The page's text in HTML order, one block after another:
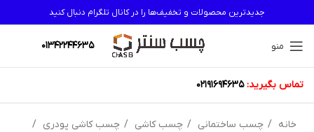
جدیدترین محصولات و تخفیف‌ها را در کانال تلگرام دنبال کنید
منو 01342244635
تماس بگیرید: 02191694635
خانه چسب ساختمانی چسب کاشی
چسب کاشی پودری